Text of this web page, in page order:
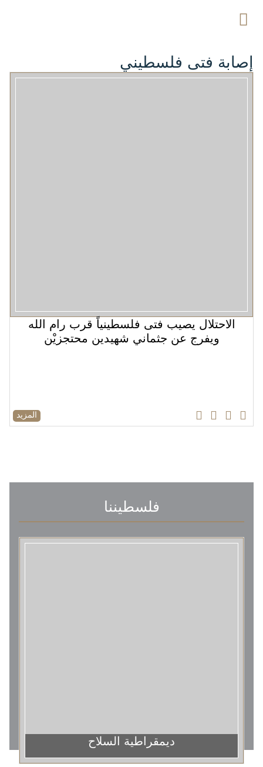
إصابة فتى فلسطيني
الاحتلال يصيب فتى فلسطينياً قرب رام الله
ويفرج عن جثماني شهيدين محتجزيْن
المزيد
فلسطيننا
ديمقراطية السلاح